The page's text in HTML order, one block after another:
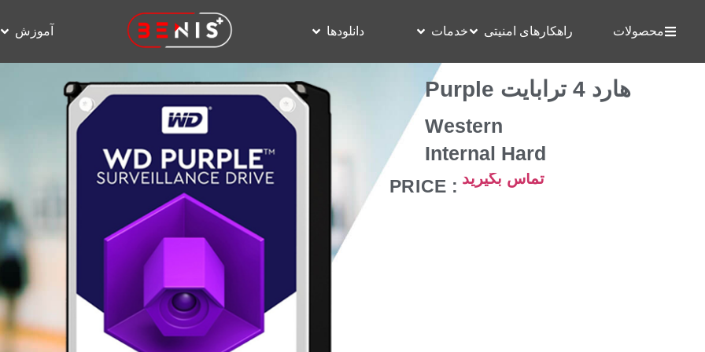
محصولات راهکارهای امنیتی خدمات دانلودها آموزش
هارد 4 ترابایت Purple
Western
Internal Hard
: PRICE تماس بگیرید